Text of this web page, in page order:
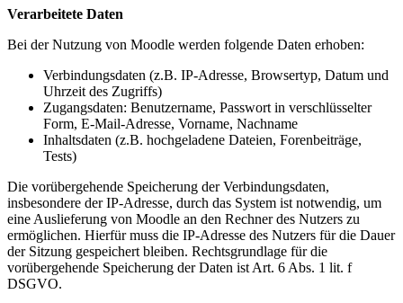
Verarbeitete Daten
Bei der Nutzung von Moodle werden folgende Daten erhoben:
Verbindungsdaten (z.B. IP-Adresse, Browsertyp, Datum und
Uhrzeit des Zugriffs)
Zugangsdaten: Benutzername, Passwort in verschlüsselter
Form, E-Mail-Adresse, Vorname, Nachname
Inhaltsdaten (z.B. hochgeladene Dateien, Forenbeiträge,
Tests)
Die vorübergehende Speicherung der Verbindungsdaten,
insbesondere der IP-Adresse, durch das System ist notwendig, um
eine Auslieferung von Moodle an den Rechner des Nutzers zu
ermöglichen. Hierfür muss die IP-Adresse des Nutzers für die Dauer
der Sitzung gespeichert bleiben. Rechtsgrundlage für die
vorübergehende Speicherung der Daten ist Art. 6 Abs. 1 lit. f
DSGVO.